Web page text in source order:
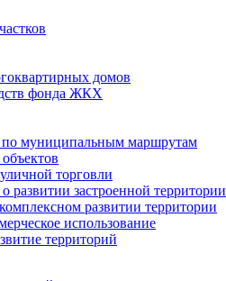
домов
фонда ЖКХ
по муниципальным маршрутам
торговли
развитии застроенной территории
развитии территории
использование
территорий